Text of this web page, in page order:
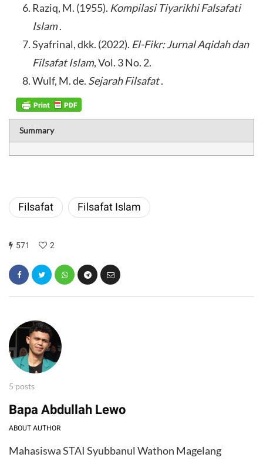
Raziq, M. (1955). Kompilasi Tiyarikhi Falsafati
Islam.
Syafrinal, dkk. (2022). El-Fikr: Jurnal Aqidah dan
Filsafat Islam, Vol. 3 No. 2.
Wulf, M. de. Sejarah Filsafat.
Summary
Filsafat Filsafat Islam
571 2
5 posts
Bapa Abdullah Lewo
ABOUT AUTHOR
Mahasiswa STAI Syubbanul Wathon Magelang